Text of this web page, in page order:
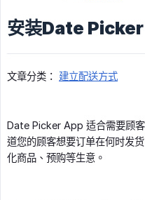
安装Date
文章分类： 建立配送方式
Date Picker App 适合需要顾
道您的顾客想要订单在何时发
化商品、预购等生意。